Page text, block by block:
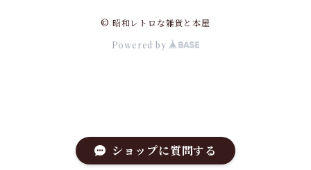
ショップに質問する
© 昭和レトロな雑貨と本屋
Powered by